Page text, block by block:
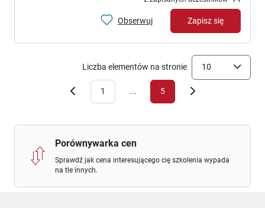
Obserwuj Zapisz się
1 ... 5
Liczba elementów na stronie 10
Porównywarka cen
Sprawdź jak cena interesującego cię szkolenia wypada
na tle innych.